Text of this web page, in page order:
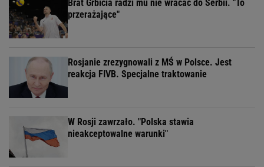
Brat Grbicia radzi mu nie wracać do Serbii. "To
przerażające"
Rosjanie zrezygnowali z MŚ w Polsce. Jest
reakcja FIVB. Specjalne traktowanie
W Rosji zawrzało. "Polska stawia
nieakceptowalne warunki"